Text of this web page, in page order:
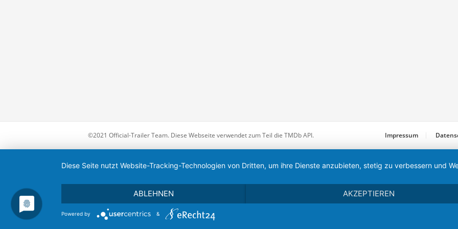
©2021 Official-Trailer Team. Diese Webseite verwendet zum Teil die TMDb API. Impressum
Diese Seite nutzt Website-Tracking-Technologien von Dritten, um ihre Dienste anzubieten, stetig zu verbessern und
ABLEHNEN AKZEPTIEREN
Powered by &